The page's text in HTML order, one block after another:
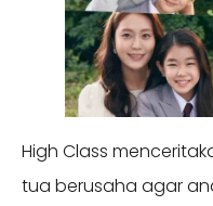
High Class
tua berusaha agar